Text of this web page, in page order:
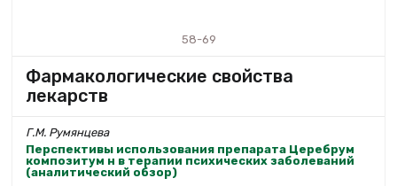
58-69
Фармакологические свойства
лекарств
Г.М. Румянцева
Перспективы использования препарата Церебрум
композитум н в терапии психических заболеваний
(аналитический обзор)